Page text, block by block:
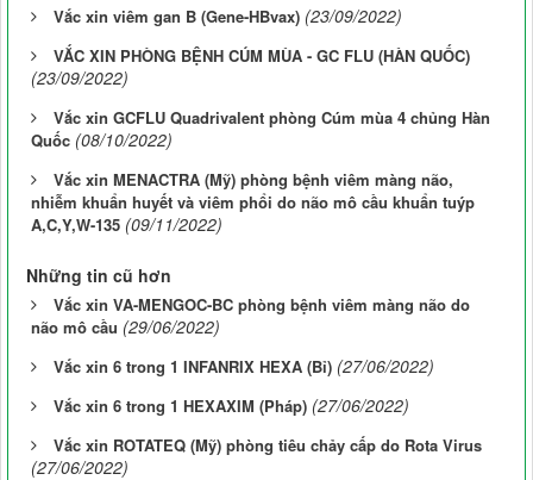
Vắc xin viêm gan B (Gene-HBvax) (23/09/2022)
VẮC XIN PHÒNG BỆNH CÚM MÙA - GC FLU (HÀN QUỐC)
(23/09/2022)
Vắc xin GCFLU Quadrivalent phòng Cúm mùa 4 chủng Hàn
Quốc (08/10/2022)
Vắc xin MENACTRA (Mỹ) phòng bệnh viêm màng não,
nhiễm khuẩn huyết và viêm phổi do não mô cầu khuẩn tuýp
A,C,Y,W-135 (09/11/2022)
Những tin cũ hơn
Vắc xin VA-MENGOC-BC phòng bệnh viêm màng não do
não mô cầu (29/06/2022)
Vắc xin 6 trong 1 INFANRIX HEXA (Bỉ) (27/06/2022)
Vắc xin 6 trong 1 HEXAXIM (Pháp) (27/06/2022)
Vắc xin ROTATEQ (Mỹ) phòng tiêu chảy cấp do Rota Virus
(27/06/2022)